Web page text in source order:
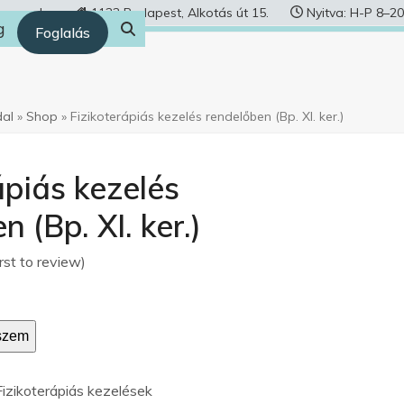
1122 Budapest, Alkotás út 15. Nyitva: H-P 8–20
Foglalás
» Shop » Fizikoterápiás kezelés rendelőben (Bp. XI. ker.)
kezelés
(Bp. XI. ker.)
to review)
kezelések